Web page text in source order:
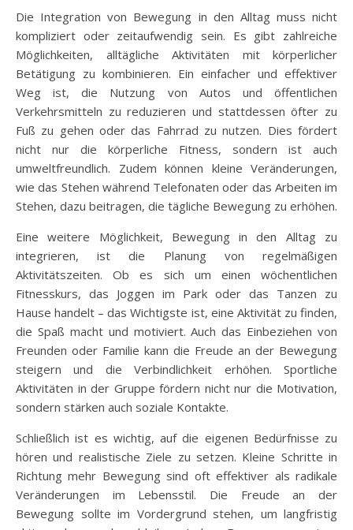
Die Integration von Bewegung in den Alltag muss nicht
kompliziert oder zeitaufwendig sein. Es gibt zahlreiche
Möglichkeiten, alltägliche Aktivitäten mit körperlicher
Betätigung zu kombinieren. Ein einfacher und effektiver
Weg ist, die Nutzung von Autos und öffentlichen
Verkehrsmitteln zu reduzieren und stattdessen öfter zu
Fuß zu gehen oder das Fahrrad zu nutzen. Dies fördert
nicht nur die körperliche Fitness, sondern ist auch
umweltfreundlich. Zudem können kleine Veränderungen,
wie das Stehen während Telefonaten oder das Arbeiten im
Stehen, dazu beitragen, die tägliche Bewegung zu erhöhen.
Eine weitere Möglichkeit, Bewegung in den Alltag zu
integrieren, ist die Planung von regelmäßigen
Aktivitätszeiten. Ob es sich um einen wöchentlichen
Fitnesskurs, das Joggen im Park oder das Tanzen zu
Hause handelt – das Wichtigste ist, eine Aktivität zu finden,
die Spaß macht und motiviert. Auch das Einbeziehen von
Freunden oder Familie kann die Freude an der Bewegung
steigern und die Verbindlichkeit erhöhen. Sportliche
Aktivitäten in der Gruppe fördern nicht nur die Motivation,
sondern stärken auch soziale Kontakte.
Schließlich ist es wichtig, auf die eigenen Bedürfnisse zu
hören und realistische Ziele zu setzen. Kleine Schritte in
Richtung mehr Bewegung sind oft effektiver als radikale
Veränderungen im Lebensstil. Die Freude an der
Bewegung sollte im Vordergrund stehen, um langfristig